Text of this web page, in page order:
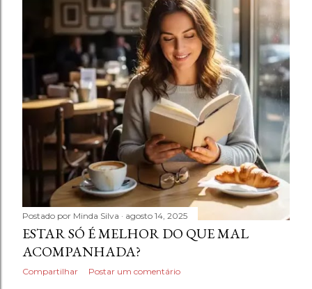
Postado por Minda Silva agosto 14, 2025
ESTAR SÓ É MELHOR DO QUE MAL
ACOMPANHADA?
Compartilhar Postar um comentário